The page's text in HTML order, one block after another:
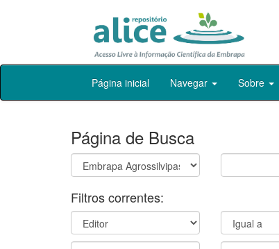
Skip
Página inicial Navegar Sobre
Página de Busca
Filtros correntes: